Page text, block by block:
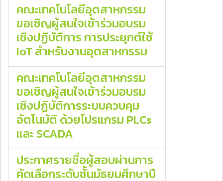
คณะเทคโนโลยีอุตสาหกรรม
ขอเชิญผู้สนใจเข้าร่วมอบรม
เชิงปฏิบัติการ การประยุกต์ใช้
IoT สำหรับงานอุตสาหกรรม
คณะเทคโนโลยีอุตสาหกรรม
ขอเชิญผู้สนใจเข้าร่วมอบรม
เชิงปฏิบัติการระบบควบคุม
อัตโนมัติ ด้วยโปรแกรม PLCs
และ SCADA
ประกาศรายชื่อผู้สอบผ่านการ
คัดเลือกระดับชั้นมัธยมศึกษาปี